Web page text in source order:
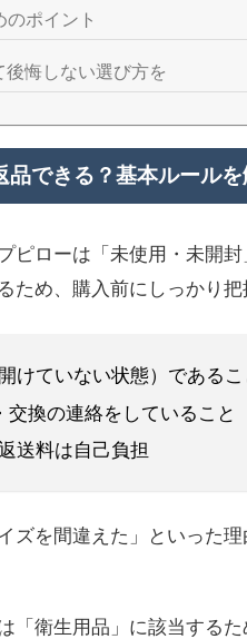
ポイント
悔しない選び方を
できる？基本ルール
ピローは「未使用・未開封
ため、購入前にしっかり把
けていない状態）であるこ
換の連絡をしていること
送料は自己負担
ズを間違えた」といった理
「衛生用品」に該当するた